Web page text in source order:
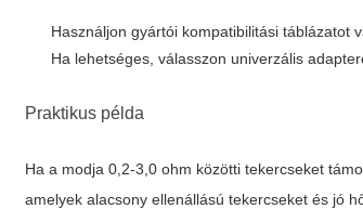
Használjon gyártói kompatibilitási táblázatot
Ha lehetséges, válasszon univerzális
Praktikus példa
Ha a modja 0,2-3,0 ohm közötti tekercseket
amelyek alacsony ellenállású tekercseket és jó